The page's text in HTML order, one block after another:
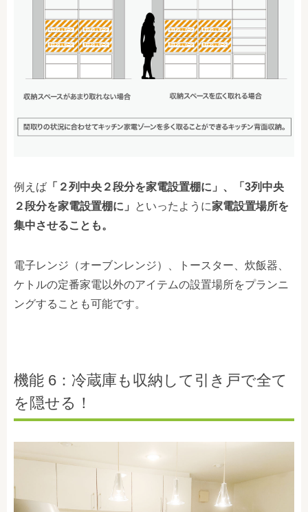
例えば 「２列中央２段分を家電設置棚に」、「3列中央
２段分を家電設置棚に」
といったように家電設置場所を
集中させることも。
電子レンジ （オーブンレンジ）、トースター、 炊飯器、
ケトルの定番家電以外のアイテムの設置場所をプランニ
ングすることも可能です。
機能 6：冷蔵庫も収納して引き戸で全て
を隠せる！